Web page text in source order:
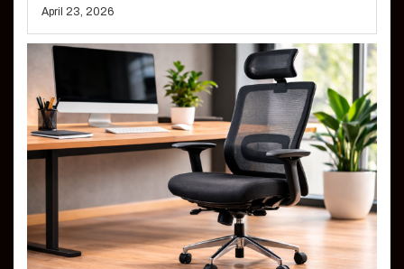
April 23, 2026